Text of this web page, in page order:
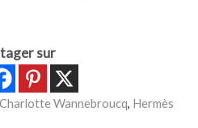
sur
Wannebroucq, Hermès